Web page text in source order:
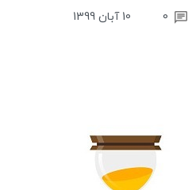
0 10 آبان 1399